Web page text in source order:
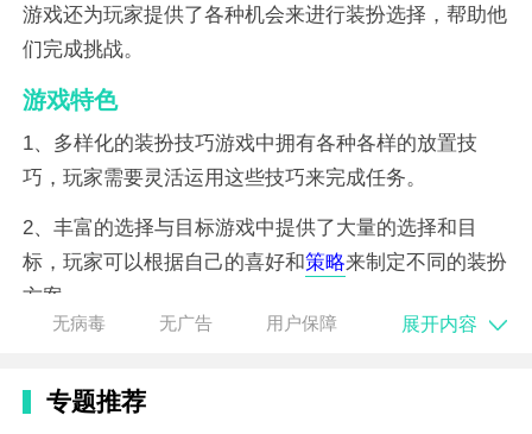
游戏还为玩家提供了各种机会来进行装扮选择，帮助他
们完成挑战。
游戏特色
1、多样化的装扮技巧游戏中拥有各种各样的放置技
巧，玩家需要灵活运用这些技巧来完成任务。
2、丰富的选择与目标游戏中提供了大量的选择和目
标，玩家可以根据自己的喜好和策略来制定不同的装扮
方案。
无病毒 无广告 用户保障 展开内容
专题推荐